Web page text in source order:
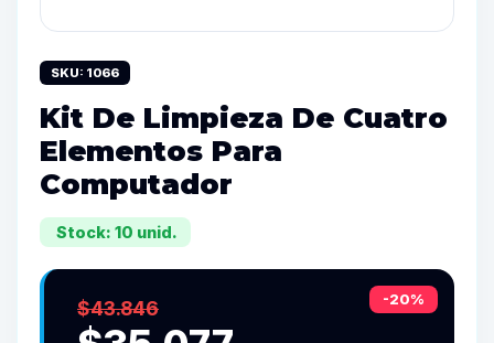
SKU: 1066
Kit De Limpieza De Cuatro
Elementos Para
Computador
Stock: 10 unid.
-20%
$43.846